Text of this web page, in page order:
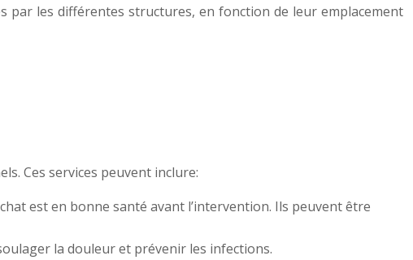
par les différentes structures, en fonction de leur emplacement
Ces services peuvent inclure:
est en bonne santé avant l’intervention. Ils peuvent être
la douleur et prévenir les infections.